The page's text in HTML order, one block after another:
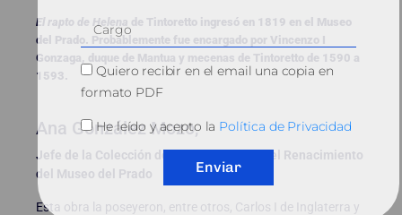
El rapto de He lena de Tintoretto ingresó en 1819 en el Museo
del Prado. Probablemente fue encargado por Vincenzo I
Gonzaga, duque de Mantua y mecenas de Tintoretto de 1590 a
1593.
Ana González Mozo,
Jefe de la Colección de Pintura Italiana del Renacimiento
del Museo del Prado
Esta obra la poseyeron, entre otros, Carlos I de Inglaterra y
Quiero recibir en el email una copia en
formato PDF
He leído y acepto la Política de Privacidad
Enviar